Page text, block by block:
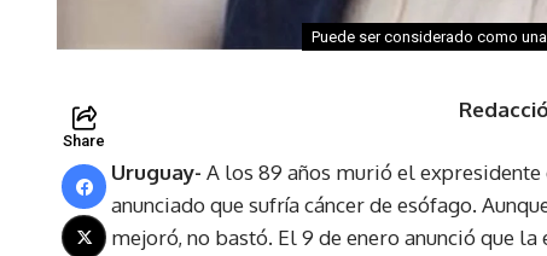
Puede ser considerado como
Share
Uruguay- A los 89 años murió el expresidente
anunciado que sufría cáncer de esófago.
mejoró, no bastó. El 9 de enero anunció que